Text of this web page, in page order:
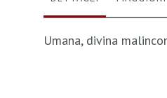
Umana, divina